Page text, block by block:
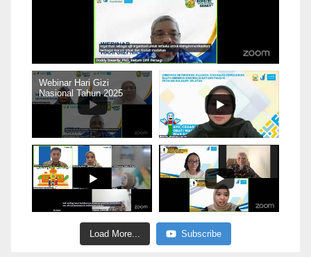
Webinar Hari Gizi
Nasional Tahun 2025
Load More... Subscribe